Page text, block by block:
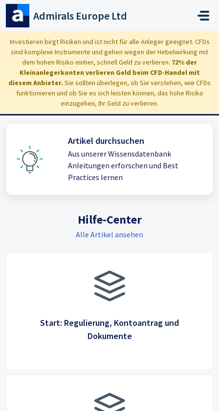
Zum hauptsächlichen Inhalt gehen
Admirals Europe Ltd
Investieren birgt Risiken und ist nicht für alle Anleger geeignet. CFDs
sind komplexe Instrumente und gehen wegen der Hebelwirkung mit
dem hohen Risiko einher, schnell Geld zu verlieren. 72% der
Kleinanlegerkonten verlieren Geld beim CFD-Handel mit
diesem Anbieter. Sie sollten überlegen, ob Sie verstehen, wie CFDs
funktionieren und ob Sie es sich leisten können, das hohe Risiko
einzugehen, Ihr Geld zu verlieren.
Wie können wir helfen?
Artikel durchsuchen
Aus unserer Wissensdatenbank
Anleitungen erforschen und Best
Practices lernen
Hilfe-Center
Alle Artikel ansehen
Start: Regulierung, Kontoantrag und
Dokumente